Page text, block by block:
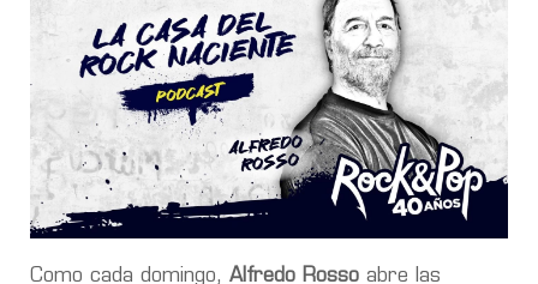
Como cada domingo, Alfredo Rosso abre las